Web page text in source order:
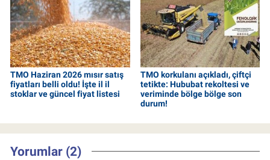
TMO Haziran 2026 mısır satış
fiyatları belli oldu! İşte il il
stoklar ve güncel fiyat listesi
TMO korkulanı açıkladı, çiftçi
tetikte: Hububat rekoltesi ve
veriminde bölge bölge son
durum!
Yorumlar (2)